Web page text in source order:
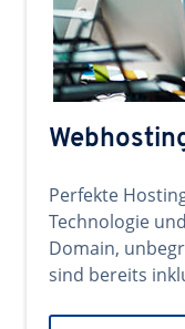
Perfekte
Technologie
Domain,
sind bereits